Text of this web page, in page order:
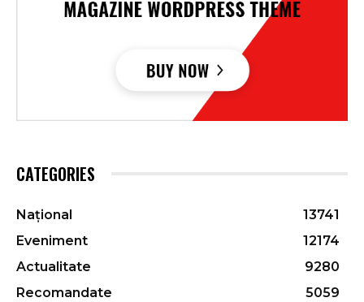
CATEGORIES
Național
13741
Eveniment
12174
Actualitate
9280
Recomandate
5059